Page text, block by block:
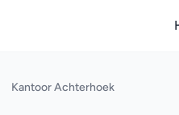
Kantoor Achterhoek